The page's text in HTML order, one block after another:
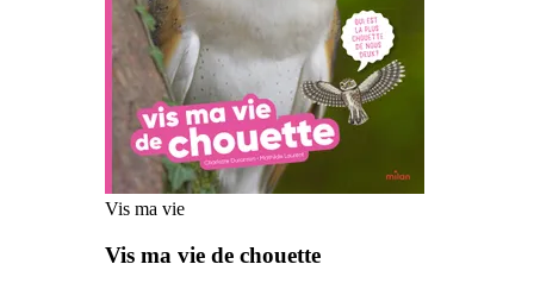
Vis ma vie
Vis ma vie de chouette